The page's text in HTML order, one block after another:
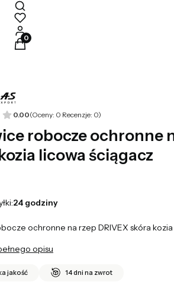
Produkty w koszyku: 0. Zobacz
0.00(Oceny: 0 Recenzje: 0)
robocze ochronne
licowa ściągacz
24 godziny
ochronne na rzep DRIVEX skóra
opisu
jakość 14 dni na zwrot